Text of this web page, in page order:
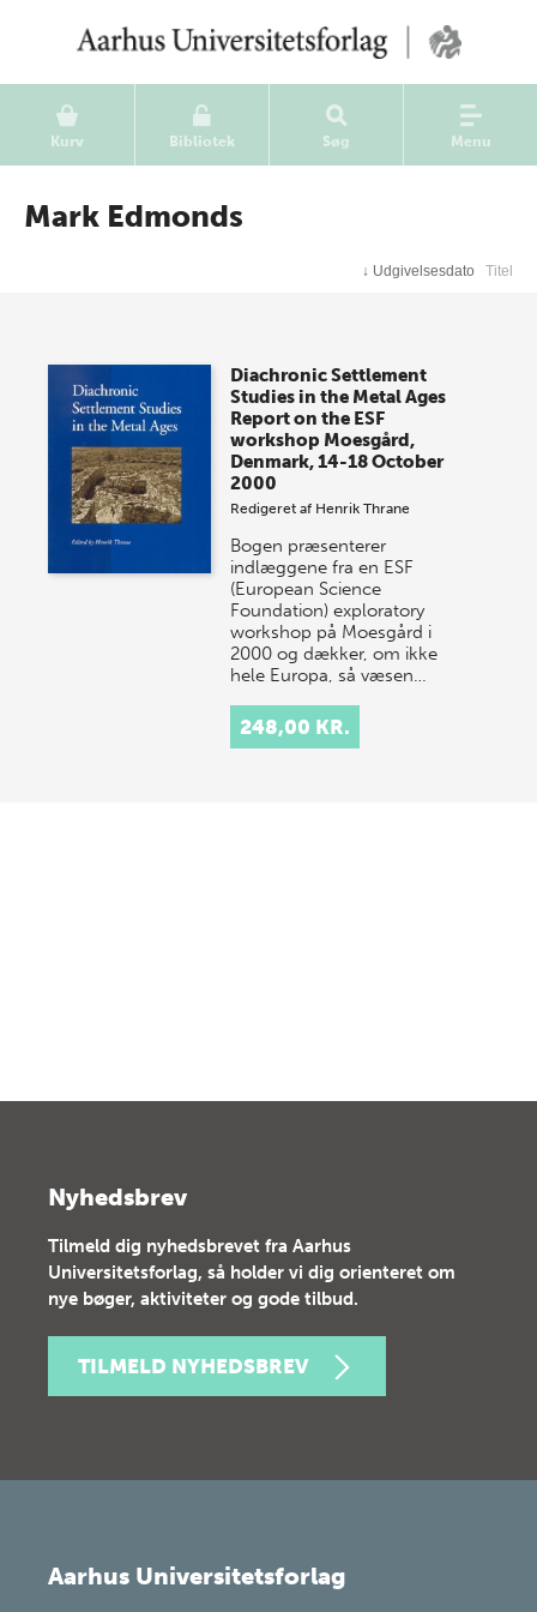
Kurv Bibliotek Søg Menu
Mark Edmonds
↓ Udgivelsesdato Titel
Diachronic Settlement
Studies in the Metal Ages
Report on the ESF
workshop Moesgård,
Denmark, 14-18 October
2000
Redigeret af Henrik Thrane
Bogen præsenterer
indlæggene fra en ESF
(European Science
Foundation) exploratory
workshop på Moesgård i
2000 og dækker, om ikke
hele Europa, så væsen…
248,00 KR.
Nyhedsbrev
Tilmeld dig nyhedsbrevet fra Aarhus
Universitetsforlag, så holder vi dig orienteret om
nye bøger, aktiviteter og gode tilbud.
TILMELD NYHEDSBREV
Aarhus Universitetsforlag